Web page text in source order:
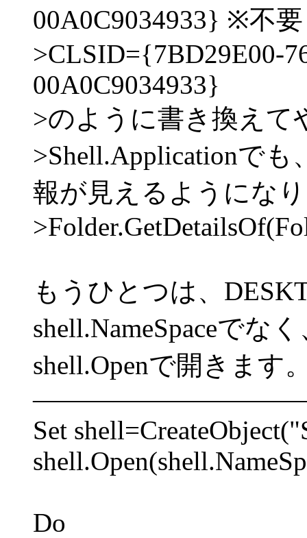
00A0C9034933} ※不要
>CLSID={7BD29E00-
00A0C9034933}
>のように書き換えて
>Shell.Applicationで
報が見えるようにな
もうひとつは、
shell.NameSpaceでな
shell.Openで開きます
Set
Do